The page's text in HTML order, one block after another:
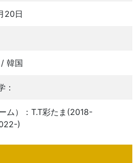
20日
韓国
：
ム）：T.T彩たま(2018-
)